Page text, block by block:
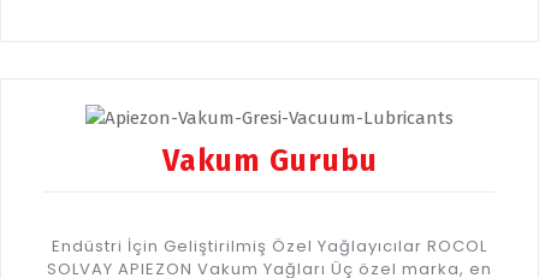
Vakum Gurubu
Endüstri İçin Geliştirilmiş Özel Yağlayıcılar ROCOL
SOLVAY APIEZON Vakum Yağları Üç özel marka, en